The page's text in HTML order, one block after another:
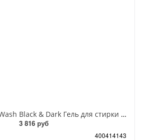
Lion Thai Pao Win Wash Black & Dark Гель для стирки темных и черных тканей 850 мл
3 816 руб
400414143